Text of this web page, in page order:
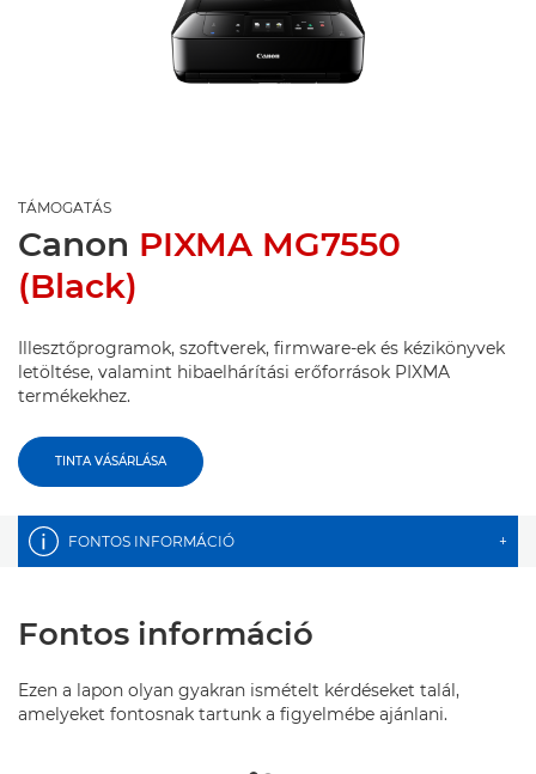
TÁMOGATÁS
Canon PIXMA MG7550
(Black)
Illesztőprogramok, szoftverek, firmware-ek és kézikönyvek
letöltése, valamint hibaelhárítási erőforrások PIXMA
termékekhez.
TINTA VÁSÁRLÁSA
FONTOS INFORMÁCIÓ +
Fontos információ
Ezen a lapon olyan gyakran ismételt kérdéseket talál,
amelyeket fontosnak tartunk a figyelmébe ajánlani.